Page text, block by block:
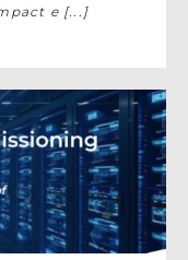
e [...]